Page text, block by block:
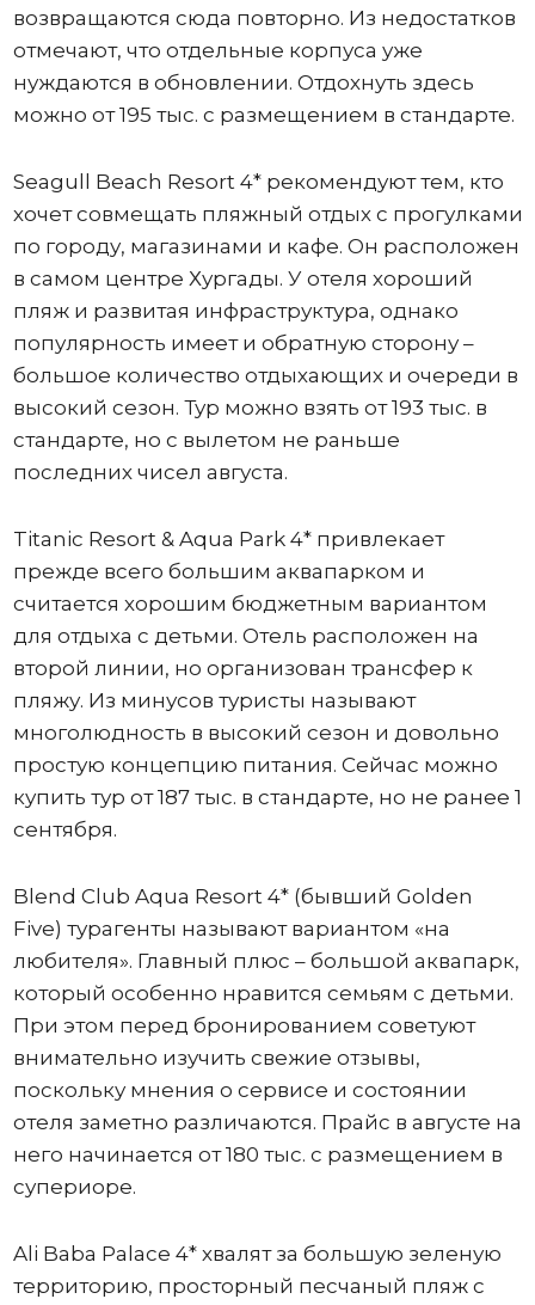
возвращаются сюда повторно. Из недостатков
отмечают, что отдельные корпуса уже
нуждаются в обновлении. Отдохнуть здесь
можно от 195 тыс. с размещением в стандарте.
Seagull Beach Resort 4* рекомендуют тем, кто
хочет совмещать пляжный отдых с прогулками
по городу, магазинами и кафе. Он расположен
в самом центре Хургады. У отеля хороший
пляж и развитая инфраструктура, однако
популярность имеет и обратную сторону –
большое количество отдыхающих и очереди в
высокий сезон. Тур можно взять от 193 тыс. в
стандарте, но с вылетом не раньше
последних чисел августа.
Titanic Resort & Aqua Park 4* привлекает
прежде всего большим аквапарком и
считается хорошим бюджетным вариантом
для отдыха с детьми. Отель расположен на
второй линии, но организован трансфер к
пляжу. Из минусов туристы называют
многолюдность в высокий сезон и довольно
простую концепцию питания. Сейчас можно
купить тур от 187 тыс. в стандарте, но не ранее 1
сентября.
Blend Club Aqua Resort 4* (бывший Golden
Five) турагенты называют вариантом «на
любителя». Главный плюс – большой аквапарк,
который особенно нравится семьям с детьми.
При этом перед бронированием советуют
внимательно изучить свежие отзывы,
поскольку мнения о сервисе и состоянии
отеля заметно различаются. Прайс в августе на
него начинается от 180 тыс. с размещением в
супериоре.
Ali Baba Palace 4* хвалят за большую зеленую
территорию, просторный песчаный пляж с